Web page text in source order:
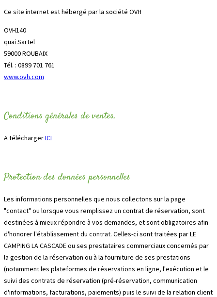
Ce site internet est hébergé par la société OVH
OVH140
quai Sartel
59000 ROUBAIX
Tél. : 0899 701 761
www.ovh.com
Conditions générales de ventes.
A téléchargerICI
Protection des données personnelles
Les informations personnelles que nous collectons sur la page
"contact" ou lorsque vous remplissez un contrat de réservation, sont
destinées à mieux répondre à vos demandes, et sont obligatoires afin
d'honorer l'établissement du contrat. Celles-ci sont traitées par LE
CAMPING LA CASCADE ou ses prestataires commerciaux concernés par
la gestion de la réservation ou à la fourniture de ses prestations
(notamment les plateformes de réservations en ligne, l'exécution et le
suivi des contrats de réservation (pré-réservation, communication
d'informations, facturations, paiements) puis le suivi de la relation client